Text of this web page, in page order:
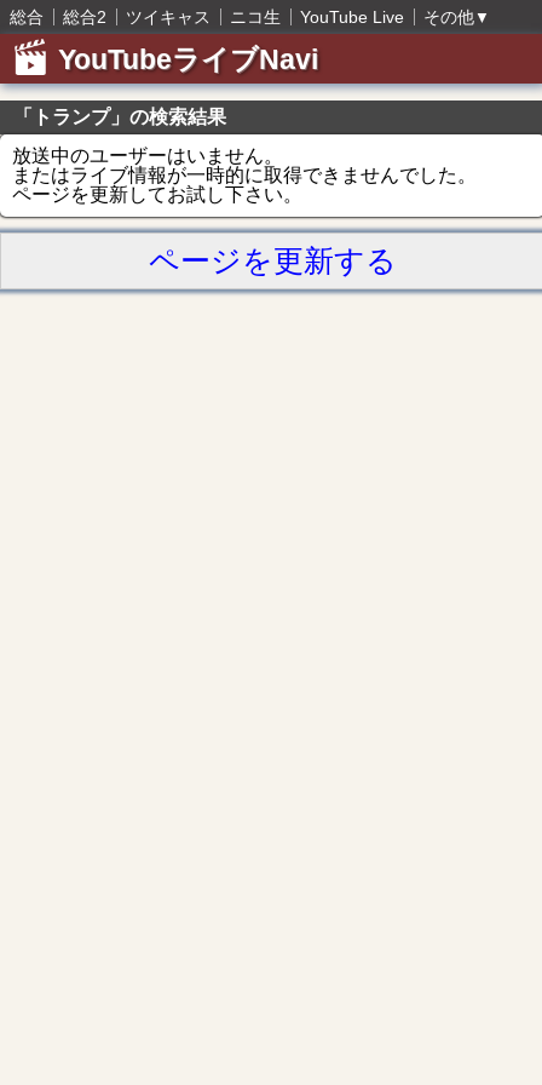
総合 総合2 ツイキャス ニコ生 YouTube Live その他▼
YouTubeライブNavi
「トランプ」の検索結果
放送中のユーザーはいません。
またはライブ情報が一時的に取得できませんでした。
ページを更新してお試し下さい。
ページを更新する